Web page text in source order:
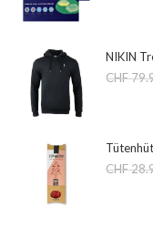
NIKIN
CHF
CHF